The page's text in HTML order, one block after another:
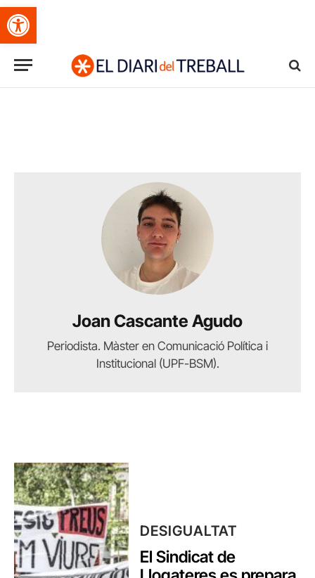
Obre la barra d'eines
Joan Cascante Agudo
Periodista. Màster en Comunicació Política i
Institucional (UPF-BSM).
DESIGUALTAT
El Sindicat de